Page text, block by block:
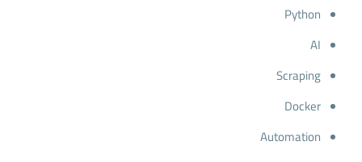
Python
AI
Scraping
Docker
Automation